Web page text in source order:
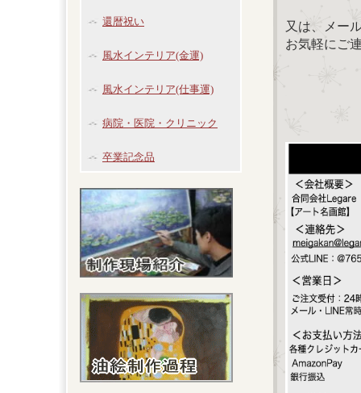
還暦祝い
風水インテリア(金運)
風水インテリア(仕事運)
病院・医院・クリニック
卒業記念品
又は、メー
お気軽にご